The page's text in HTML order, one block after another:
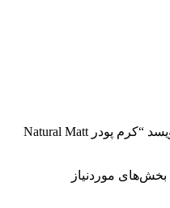
اولین کسی باشید که دیدگاهی می نویسد “کرم پودر Natural Matt
بخش‌های موردنیاز